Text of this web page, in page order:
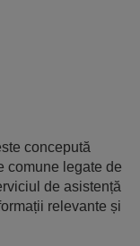
concepută
comune legate de
de asistență
relevante și